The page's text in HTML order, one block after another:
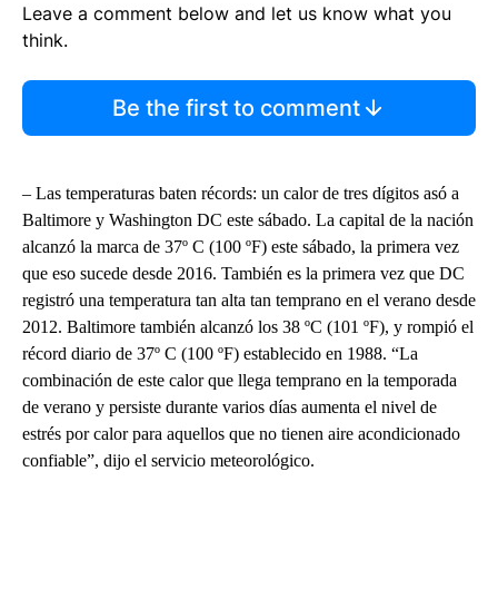
Leave a comment below and let us know what you
think.
Be the first to comment
– Las temperaturas baten récords: un calor de tres dígitos asó a
Baltimore y Washington DC este sábado. La capital de la nación
alcanzó la marca de 37º C (100 ºF) este sábado, la primera vez
que eso sucede desde 2016. También es la primera vez que DC
registró una temperatura tan alta tan temprano en el verano desde
2012. Baltimore también alcanzó los 38 ºC (101 ºF), y rompió el
récord diario de 37º C (100 ºF) establecido en 1988. “La
combinación de este calor que llega temprano en la temporada
de verano y persiste durante varios días aumenta el nivel de
estrés por calor para aquellos que no tienen aire acondicionado
confiable”, dijo el servicio meteorológico.